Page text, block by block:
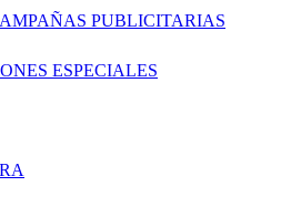
PUBLICITARIAS
ESPECIALES